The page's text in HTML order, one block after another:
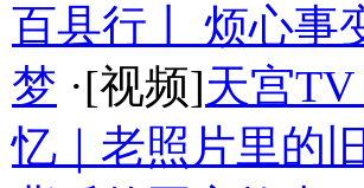
百县行丨 烦心事
梦 ·[视频]天宫
忆｜老照片里的